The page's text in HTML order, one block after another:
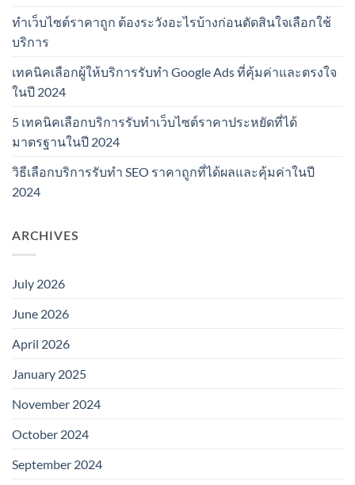
ทำเว็บไซต์ราคาถูก ต้องระวังอะไรบ้างก่อนตัดสินใจเลือกใช้
บริการ
เทคนิคเลือกผู้ให้บริการรับทำ Google Ads ที่คุ้มค่าและตรงใจ
ในปี 2024
5 เทคนิคเลือกบริการรับทำเว็บไซต์ราคาประหยัดที่ได้
มาตรฐานในปี 2024
วิธีเลือกบริการรับทำ SEO ราคาถูกที่ได้ผลและคุ้มค่าในปี
2024
ARCHIVES
July 2026
June 2026
April 2026
January 2025
November 2024
October 2024
September 2024